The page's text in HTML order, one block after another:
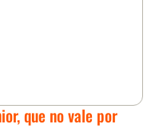
que no vale por